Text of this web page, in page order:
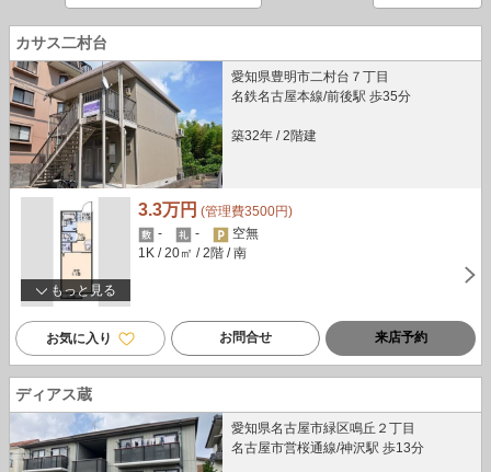
カサス二村台
愛知県豊明市二村台７丁目
名鉄名古屋本線/前後駅 歩35分
築32年 / 2階建
もっと見る
3.3万円 (管理費3500円)
-
-
空無
1K / 20㎡ / 2階 / 南
お気に入り お問合せ 来店予約
ディアス蔵
愛知県名古屋市緑区鳴丘２丁目
名古屋市営桜通線/神沢駅 歩13分